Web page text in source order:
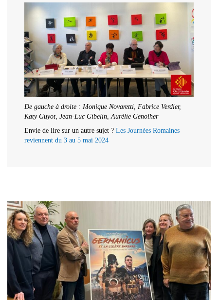
De gauche à droite : Monique Novaretti, Fabrice Verdier,
Katy Guyot, Jean-Luc Gibelin, Aurélie Genolher
Envie de lire sur un autre sujet ? Les Journées Romaines
reviennent du 3 au 5 mai 2024